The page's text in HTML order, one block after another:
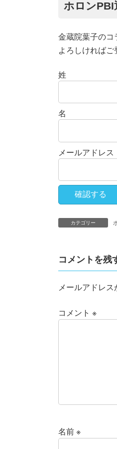
ホロンPBI
金蔵院葉子のコ
よろしければご
姓
名
メールアドレス
カテゴリー
コメントを残
メールアドレス
コメント ※
名前※